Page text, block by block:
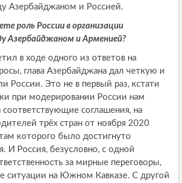
Азербайджаном и Россией.
роль России в организации
Азербайджаном и Арменией?
в ходе одного из ответов на
глава Азербайджана дал четкую и
России. Это не в первый раз, кстати
при модерировании России нам
соответствующие соглашения, на
трёх стран от ноября 2020
которого было достигнуто
И Россия, безусловно, с одной
за мирные переговоры,
ситуации на Южном Кавказе. С другой